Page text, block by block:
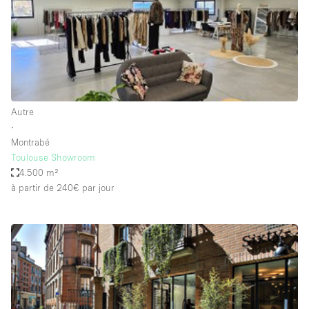
Espace Epuré / Minimaliste
Exposition Véhicules
Internet
Jardin
Mobilier
Parking Privé
Portants
Presentoir Vitrine
Rooftop / Terrasse
Réserve
Autre
∙
Montrabé
Toulouse Showroom
4.500 m²
à partir de 240€ par jour